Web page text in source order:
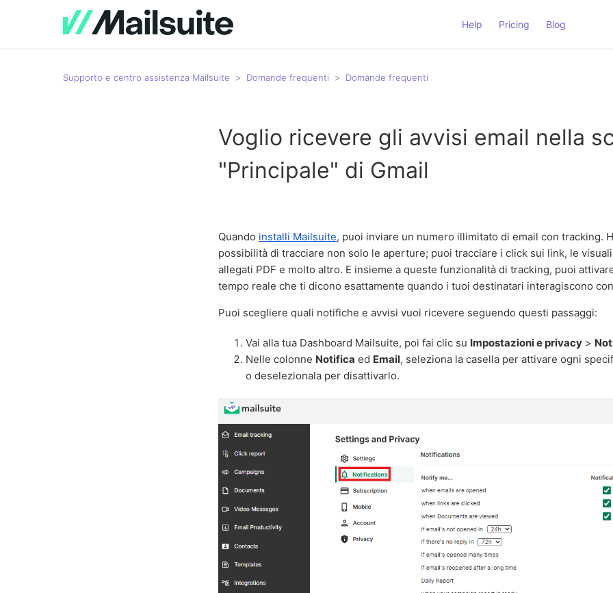
Help Pricing Blog
Supporto e centro assistenza Mailsuite Domande frequenti Domande frequenti
Voglio ricevere gli avvisi email nella
"Principale" di Gmail
Quando installi Mailsuite, puoi inviare un numero illimitato di email con tracking.
possibilità di tracciare non solo le aperture; puoi tracciare i click sui link, le
allegati PDF e molto altro. E insieme a queste funzionalità di tracking, puoi
tempo reale che ti dicono esattamente quando i tuoi destinatari interagiscono
Puoi scegliere quali notifiche e avvisi vuoi ricevere seguendo questi passaggi:
Vai alla tua Dashboard Mailsuite, poi fai clic su Impostazioni e privacy >
Nelle colonne Notifica ed Email, seleziona la casella per attivare ogni
o deselezionala per disattivarlo.